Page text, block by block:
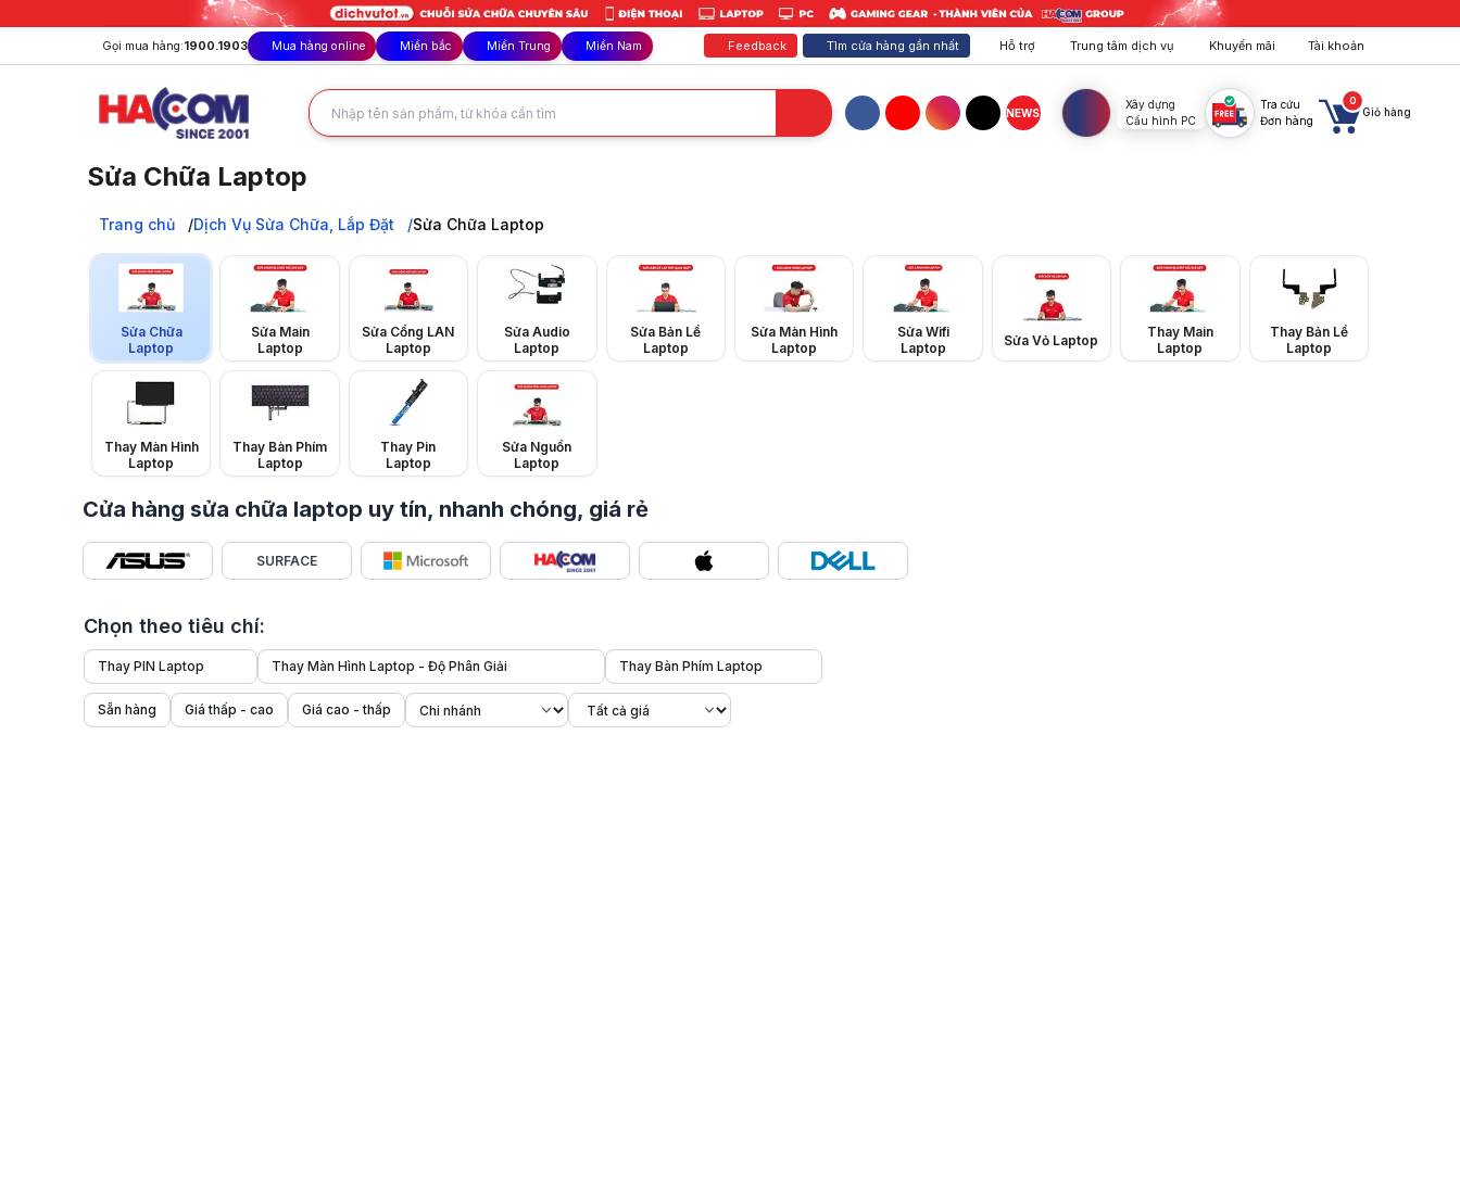
Gọi mua hàng:1900.1903 Mua hàng online Miền bắc Miền Trung Miền Nam Feedback Tìm cửa hàng gần nhất Hỗ trợ Trung tâm dịch vụ Khuyến mãi Tài khoản
FacebookYouTubeInstagram
TikTok
NEWS
Xây dựng
Cấu hình PC
Tra cứu
Đơn hàng
0
Giỏ hàng
Sửa Chữa Laptop
Dịch Vụ Sửa Chữa, Lắp Đặt
Sửa Chữa Laptop
Trang chủ Dịch Vụ Sửa Chữa, Lắp Đặt Sửa Chữa Laptop
Sửa Chữa
Laptop
Sửa Main
Laptop
Sửa Cổng LAN
Laptop
Sửa Audio
Laptop
Sửa Bản Lề
Laptop
Sửa Màn Hình
Laptop
Sửa Wifi
Laptop
Sửa Vỏ Laptop
Thay Main
Laptop
Thay Bản Lề
Laptop
Thay Màn Hình
Laptop
Thay Bàn Phím
Laptop
Thay Pin
Laptop
Sửa Nguồn
Laptop
Cửa hàng sửa chữa laptop uy tín, nhanh chóng, giá rẻ
SURFACE
Chọn theo tiêu chí:
Thay PIN Laptop Thay Màn Hình Laptop - Độ Phân Giải Thay Bàn Phím Laptop
Sẵn hàng Giá thấp - cao Giá cao - thấp